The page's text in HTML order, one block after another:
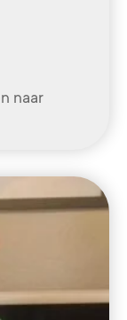
naar